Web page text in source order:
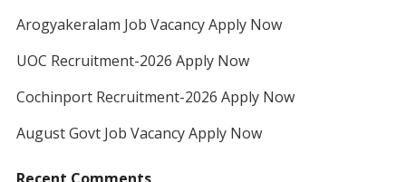
Arogyakeralam Job Vacancy Apply Now
UOC Recruitment-2026 Apply Now
Cochinport Recruitment-2026 Apply Now
August Govt Job Vacancy Apply Now